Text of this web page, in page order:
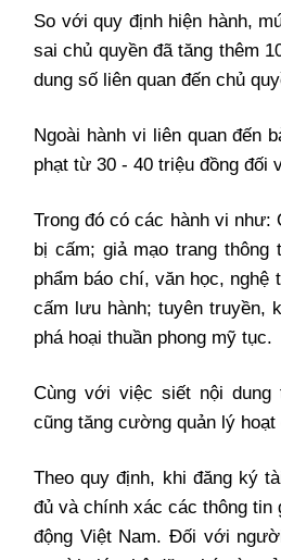
So với quy định hiện hành,
sai chủ quyền đã tăng thêm
dung số liên quan đến chủ
Ngoài hành vi liên quan đến
phạt từ 30 - 40 triệu đồng đối
Trong đó có các hành vi như:
bị cấm; giả mạo trang
phẩm báo chí, văn học, nghệ
cấm lưu hành; tuyên truyền,
phá hoại thuần phong mỹ tục.
Cùng với việc siết nội dung
cũng tăng cường quản lý
Theo quy định, khi đăng ký
đủ và chính xác các thông tin
động Việt Nam. Đối với